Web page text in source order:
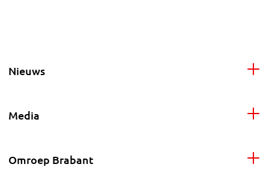
Nieuws
Media
Omroep Brabant